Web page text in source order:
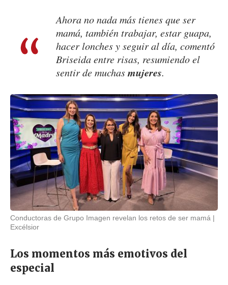
Ahora no nada más tienes que ser
mamá, también trabajar, estar guapa,
hacer lonches y seguir al día, comentó
Briseida entre risas, resumiendo el
sentir de muchasmujeres.
Conductoras de Grupo Imagen revelan los retos de ser mamá
Excélsior
Los momentos más emotivos del
especial